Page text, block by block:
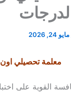
مايو 24, 2026
معلمة تحصيلي
القوية على